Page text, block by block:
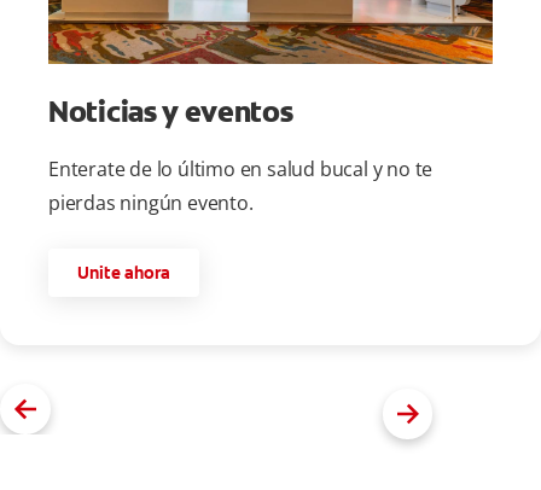
Noticias y eventos
Enterate de lo último en salud bucal y no te
pierdas ningún evento.
Unite ahora